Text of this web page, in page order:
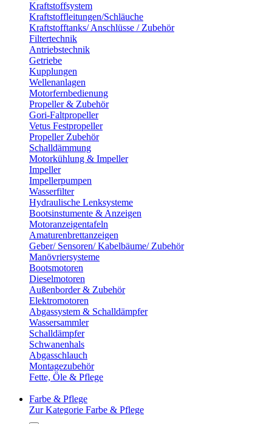
Kraftstoffsystem
Kraftstoffleitungen/Schläuche
Kraftstofftanks/ Anschlüsse / Zubehör
Filtertechnik
Antriebstechnik
Getriebe
Kupplungen
Wellenanlagen
Motorfernbedienung
Propeller & Zubehör
Gori-Faltpropeller
Vetus Festpropeller
Propeller Zubehör
Schalldämmung
Motorkühlung & Impeller
Impeller
Impellerpumpen
Wasserfilter
Hydraulische Lenksysteme
Bootsinstumente & Anzeigen
Motoranzeigentafeln
Amaturenbrettanzeigen
Geber/ Sensoren/ Kabelbäume/ Zubehör
Manövriersysteme
Bootsmotoren
Dieselmotoren
Außenborder & Zubehör
Elektromotoren
Abgassystem & Schalldämpfer
Wassersammler
Schalldämpfer
Schwanenhals
Abgasschlauch
Montagezubehör
Fette, Öle & Pflege
Farbe & Pflege
Zur Kategorie Farbe & Pflege